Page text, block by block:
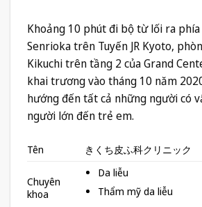
Khoảng 10 phút đi bộ từ lối ra phía
Senrioka trên Tuyến JR Kyoto,
Kikuchi trên tầng 2 của Grand
khai trương vào tháng 10 năm
hướng đến tất cả những người có
người lớn đến trẻ em.
Tên きくち皮ふ科クリニック
Chuyên
khoa
Da liễu
Thẩm mỹ da liễu